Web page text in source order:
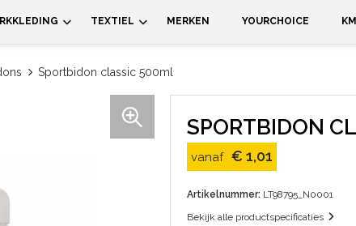
TEXTIEL MERKEN YOURCHOICE
Sportbidon classic 500ml
SPORTBIDON
vanaf € 1,01
Artikelnummer: LT98795_N0001
Bekijk alle productspecificaties